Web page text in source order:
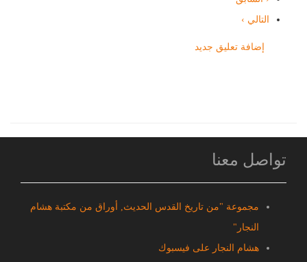
التالي ›
إضافة تعليق جديد
تواصل معنا
مجموعة "من تاريخ القدس الحديث, أوراق من مكتبة هشام
النجار"
هشام النجار على فيسبوك